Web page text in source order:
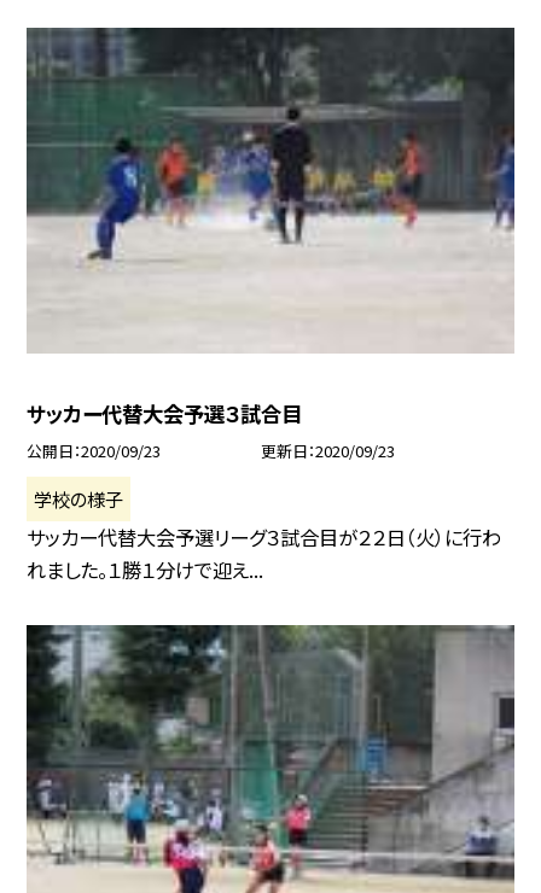
サッカー代替大会予選３試合目
公開日 2020/09/23 更新日 2020/09/23
学校の様子
サッカー代替大会予選リーグ３試合目が２２日（火）に行わ
れました。１勝１分けで迎え...